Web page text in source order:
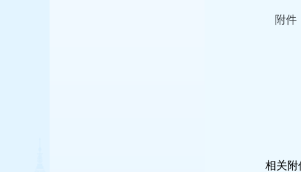
附件
相关附